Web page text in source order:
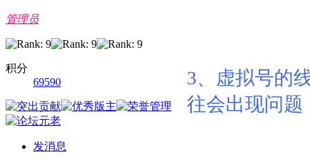
管理员
积分
69590
发消息
3、虚拟号的
往会出现问题